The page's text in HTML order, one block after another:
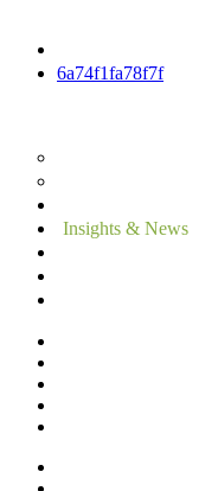
6a74f1fa78f7f
Insights & News